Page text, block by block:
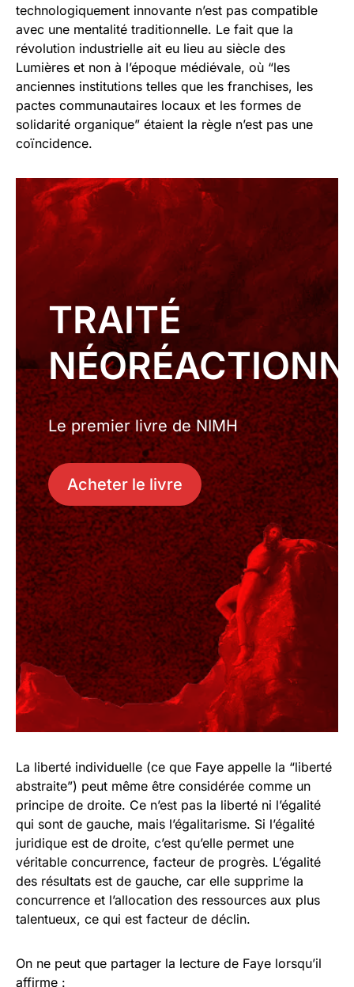
technologiquement innovante n’est pas compatible
avec une mentalité traditionnelle. Le fait que la
révolution industrielle ait eu lieu au siècle des
Lumières et non à l’époque médiévale, où “les
anciennes institutions telles que les franchises, les
pactes communautaires locaux et les formes de
solidarité organique” étaient la règle n’est pas une
coïncidence.
TRAITÉ
Le premier livre de NIMH
Acheter le livre
La liberté individuelle (ce que Faye appelle la “liberté
abstraite”) peut même être considérée comme un
principe de droite. Ce n’est pas la liberté ni l’égalité
qui sont de gauche, mais l’égalitarisme. Si l’égalité
juridique est de droite, c’est qu’elle permet une
véritable concurrence, facteur de progrès. L’égalité
des résultats est de gauche, car elle supprime la
concurrence et l’allocation des ressources aux plus
talentueux, ce qui est facteur de déclin.
On ne peut que partager la lecture de Faye lorsqu’il
affirme :